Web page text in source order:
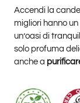
Accendi la
migliori hanno
un’oasi di
solo profuma
anche a